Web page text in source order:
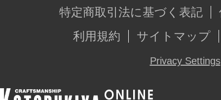
特定商取引法に基づく表記
利用規約
サイトマップ
Privacy Settings